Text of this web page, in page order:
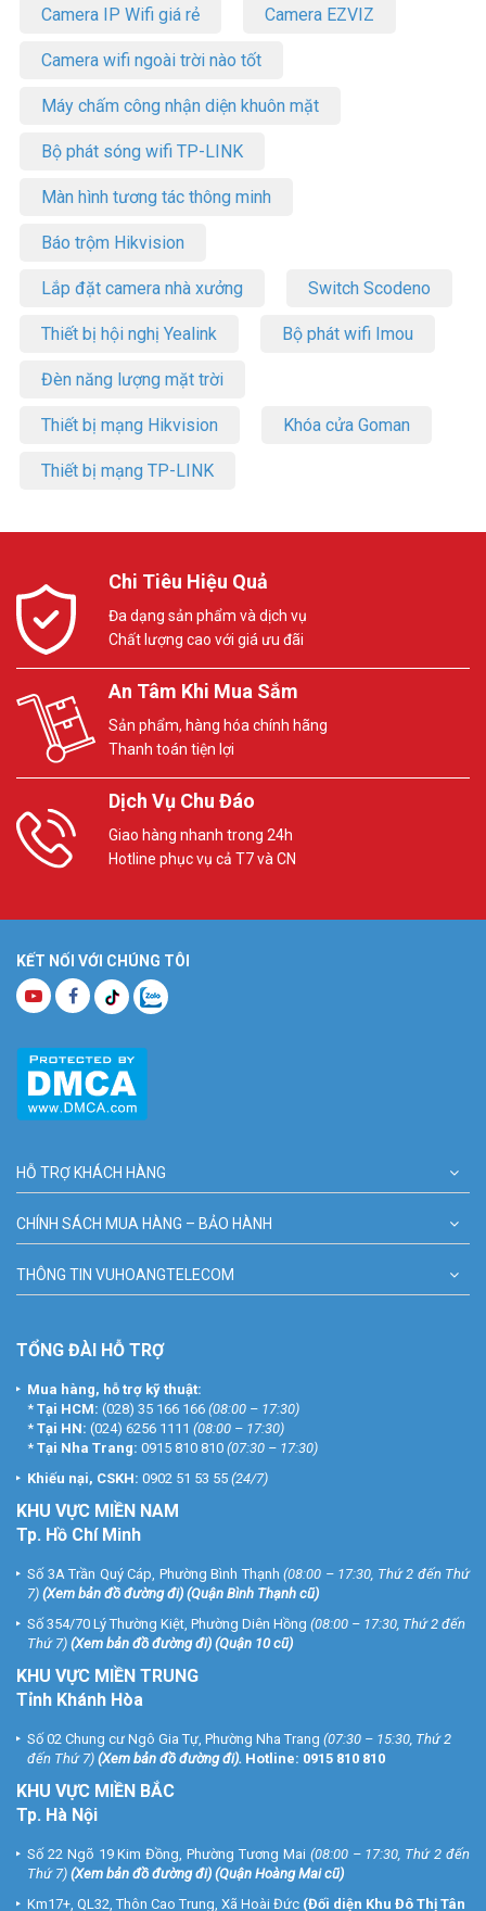
Camera IP Wifi giá rẻ Camera EZVIZ
Camera wifi ngoài trời nào tốt
Máy chấm công nhận diện khuôn mặt
Bộ phát sóng wifi TP-LINK
Màn hình tương tác thông minh
Báo trộm Hikvision
Lắp đặt camera nhà xưởng Switch Scodeno
Thiết bị hội nghị Yealink Bộ phát wifi Imou
Đèn năng lượng mặt trời
Thiết bị mạng Hikvision Khóa cửa Goman
Thiết bị mạng TP-LINK
Chi Tiêu Hiệu Quả
Đa dạng sản phẩm và dịch vụ
Chất lượng cao với giá ưu đãi
An Tâm Khi Mua Sắm
Sản phẩm, hàng hóa chính hãng
Thanh toán tiện lợi
Dịch Vụ Chu Đáo
Giao hàng nhanh trong 24h
Hotline phục vụ cả T7 và CN
KẾT NỐI VỚI CHÚNG TÔI
HỖ TRỢ KHÁCH HÀNG
CHÍNH SÁCH MUA HÀNG – BẢO HÀNH
THÔNG TIN VUHOANGTELECOM
TỔNG ĐÀI HỖ TRỢ
Mua hàng, hỗ trợ kỹ thuật:
* Tại HCM: (028) 35 166 166 (08:00 – 17:30)
* Tại HN: (024) 6256 1111 (08:00 – 17:30)
* Tại Nha Trang: 0915 810 810 (07:30 – 17:30)
Khiếu nại, CSKH: 0902 51 53 55 (24/7)
KHU VỰC MIỀN NAM
Tp. Hồ Chí Minh
Số 3A Trần Quý Cáp, Phường Bình Thạnh (08:00 – 17:30, Thứ 2 đến Thứ
7) (Xem bản đồ đường đi) (Quận Bình Thạnh cũ)
Số 354/70 Lý Thường Kiệt, Phường Diên Hồng (08:00 – 17:30, Thứ 2 đến
Thứ 7) (Xem bản đồ đường đi) (Quận 10 cũ)
KHU VỰC MIỀN TRUNG
Tỉnh Khánh Hòa
Số 02 Chung cư Ngô Gia Tự, Phường Nha Trang (07:30 – 15:30, Thứ 2
đến Thứ 7) (Xem bản đồ đường đi). Hotline: 0915 810 810
KHU VỰC MIỀN BẮC
Tp. Hà Nội
Số 22 Ngõ 19 Kim Đồng, Phường Tương Mai (08:00 – 17:30, Thứ 2 đến
Thứ 7) (Xem bản đồ đường đi) (Quận Hoàng Mai cũ)
Km17+, QL32, Thôn Cao Trung, Xã Hoài Đức (Đối diện Khu Đô Thị Tân